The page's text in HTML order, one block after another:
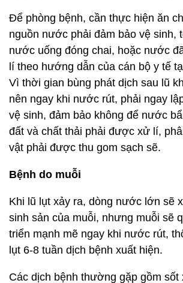
Để phòng bệnh, cần thực hiện ăn
nguồn nước phải đảm bảo vệ sinh,
nước uống đóng chai, hoặc nước
lí theo hướng dẫn của cán bộ y tế
Vì thời gian bùng phát dịch sau lũ
nên ngay khi nước rút, phải ngay
vệ sinh, đảm bảo không để nước
đất và chất thải phải được xử lí,
vật phải được thu gom sạch sẽ.
Bệnh do muỗi
Khi lũ lụt xảy ra, dòng nước lớn sẽ
sinh sản của muỗi, nhưng muỗi sẽ
triển mạnh mẽ ngay khi nước rút,
lụt 6-8 tuần dịch bệnh xuất hiện.
Các dịch bệnh thường gặp gồm sốt